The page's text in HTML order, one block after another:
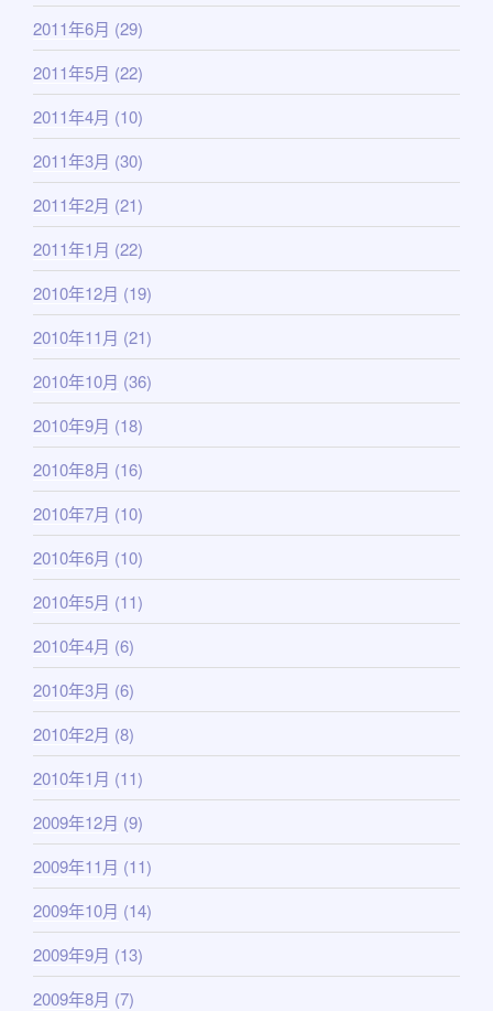
2011年6月 (29)
2011年5月 (22)
2011年4月 (10)
2011年3月 (30)
2011年2月 (21)
2011年1月 (22)
2010年12月 (19)
2010年11月 (21)
2010年10月 (36)
2010年9月 (18)
2010年8月 (16)
2010年7月 (10)
2010年6月 (10)
2010年5月 (11)
2010年4月 (6)
2010年3月 (6)
2010年2月 (8)
2010年1月 (11)
2009年12月 (9)
2009年11月 (11)
2009年10月 (14)
2009年9月 (13)
2009年8月 (7)